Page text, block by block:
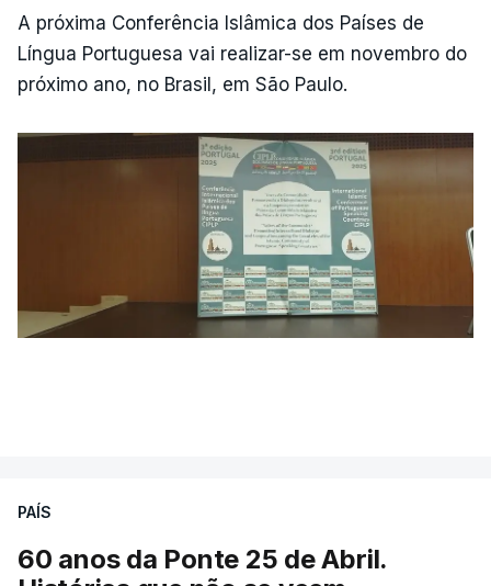
A próxima Conferência Islâmica dos Países de
Língua Portuguesa vai realizar-se em novembro do
próximo ano, no Brasil, em São Paulo.
PAÍS
60 anos da Ponte 25 de Abril.